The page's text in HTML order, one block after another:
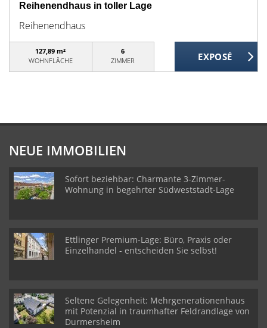
Reihenendhaus in toller Lage
Reihenendhaus
127,89 m²
WOHNFLÄCHE
6
ZIMMER
NEUE IMMOBILIEN
Sofort beziehbar: Charmante 3-Zimmer-
Wohnung in begehrter Südweststadt-Lage
Ettlinger Premium-Lage: Büro, Praxis oder
Einzelhandel - entscheiden Sie selbst!
Seltene Gelegenheit: Mehrgenerationenhaus
mit Potenzial in traumhafter Feldrandlage von
Durmersheim